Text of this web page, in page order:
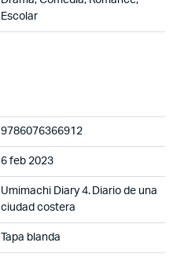
Escolar
9786076366912
6 feb 2023
Umimachi Diary 4. Diario de una
ciudad costera
Tapa blanda